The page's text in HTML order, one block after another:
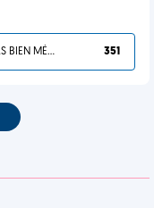
TU L'AS BIEN MÉRITÉ 351